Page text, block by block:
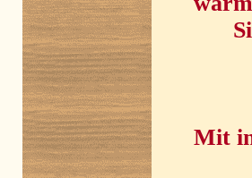
Mit